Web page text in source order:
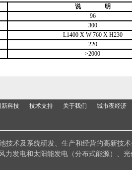
说 明
96
300
L1400 X W 760 X H230
220
>2000
新科技 技术支持 关于我们 城市夜经济
技术及系统研发、生产和经营的高新技
发电和太阳能发电（分布式能源）、光